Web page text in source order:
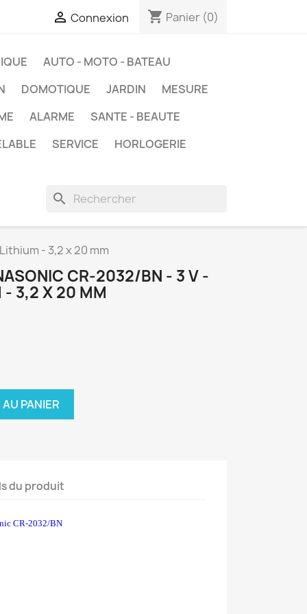
 Connexion shopping_cart Panier (0)
AUTO - MOTO - BATEAU
DOMOTIQUE JARDIN
MESURE
ALARME
SANTE - BEAUTE
SERVICE HORLOGERIE
search
- 3,2 x 20 mm
CR-2032/BN - 3 V -
3,2 X 20 MM
PANIER
du produit
CR-2032/BN